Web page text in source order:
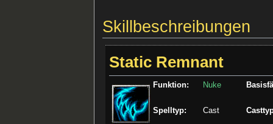
Skillbeschreibungen
Static Remnant
Funktion: Nuke
Spelltyp: Cast